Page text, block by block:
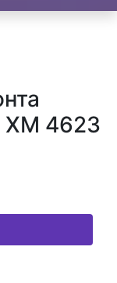
XM 4623